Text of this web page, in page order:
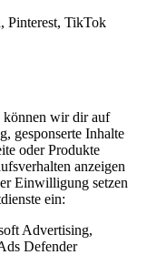
Pinterest, TikTok
können wir dir auf
gesponserte Inhalte
oder Produkte
anzeigen
Einwilligung setzen
ein:
Advertising,
Defender